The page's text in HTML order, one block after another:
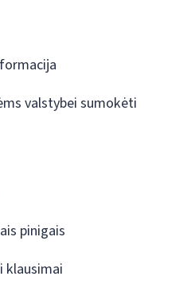
valstybei sumokėti
pinigais
klausimai